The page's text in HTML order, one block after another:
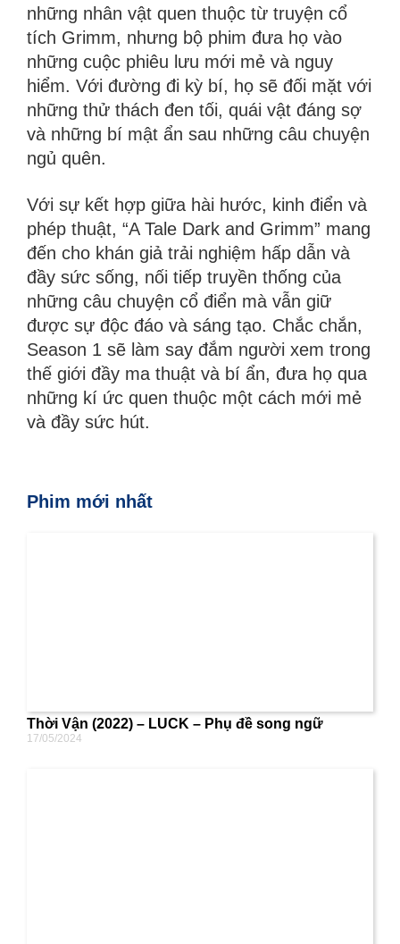
những nhân vật quen thuộc từ truyện cổ
tích Grimm, nhưng bộ phim đưa họ vào
những cuộc phiêu lưu mới mẻ và nguy
hiểm. Với đường đi kỳ bí, họ sẽ đối mặt với
những thử thách đen tối, quái vật đáng sợ
và những bí mật ẩn sau những câu chuyện
ngủ quên.
Với sự kết hợp giữa hài hước, kinh điển và
phép thuật, “A Tale Dark and Grimm” mang
đến cho khán giả trải nghiệm hấp dẫn và
đầy sức sống, nối tiếp truyền thống của
những câu chuyện cổ điển mà vẫn giữ
được sự độc đáo và sáng tạo. Chắc chắn,
Season 1 sẽ làm say đắm người xem trong
thế giới đầy ma thuật và bí ẩn, đưa họ qua
những kí ức quen thuộc một cách mới mẻ
và đầy sức hút.
Phim mới nhất
Thời Vận (2022) – LUCK – Phụ đề song ngữ
17/05/2024